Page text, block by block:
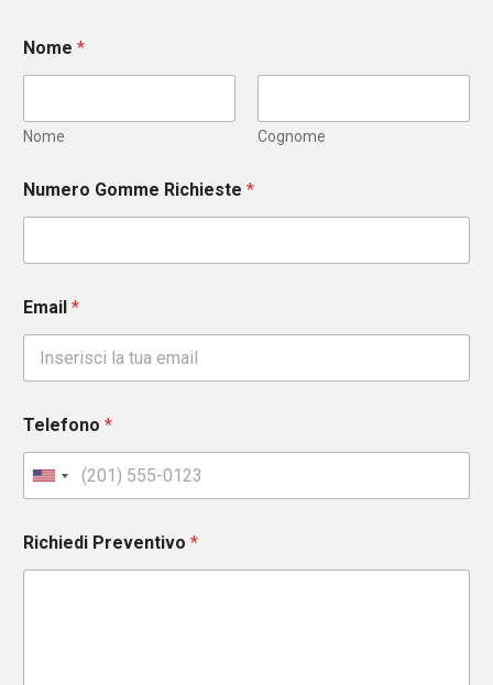
Nome *
Nome Cognome
Numero Gomme Richieste *
Email *
Telefono *
U
n
t
e
Richiedi Preventivo *